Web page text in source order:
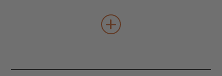
mehr Veranstaltungen